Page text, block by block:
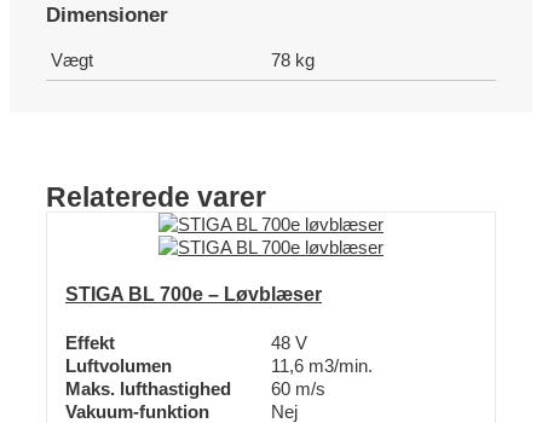
Dimensioner
Vægt 78 kg
Relaterede varer
STIGA BL 700e – Løvblæser
Effekt
48 V
Luftvolumen
11,6 m3/min.
Maks. lufthastighed
60 m/s
Vakuum-funktion
Nej